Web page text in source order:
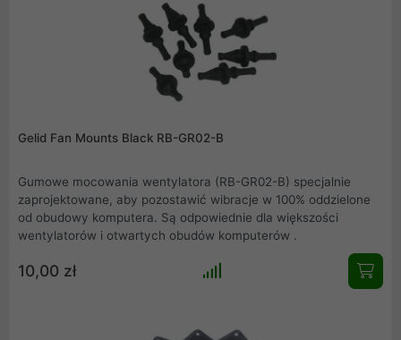
Gelid Fan Mounts Black RB-GR02-B
Gumowe mocowania wentylatora (RB-GR02-B) specjalnie
zaprojektowane, aby pozostawić wibracje w 100% oddzielone
od obudowy komputera. Są odpowiednie dla większości
wentylatorów i otwartych obudów komputerów .
10,00 zł